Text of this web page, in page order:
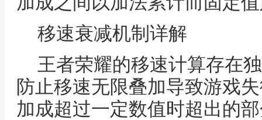
移速衰减机制详解
王者荣耀的移速计算存在
防止移速无限叠加导致游戏
加成超过一定数值时超出的